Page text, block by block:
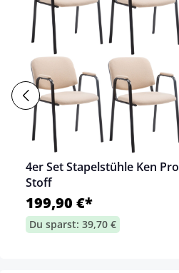
4er Set Stapelstühle Ken Pro
Stoff
199,90 €*
Du sparst: 39,70 €